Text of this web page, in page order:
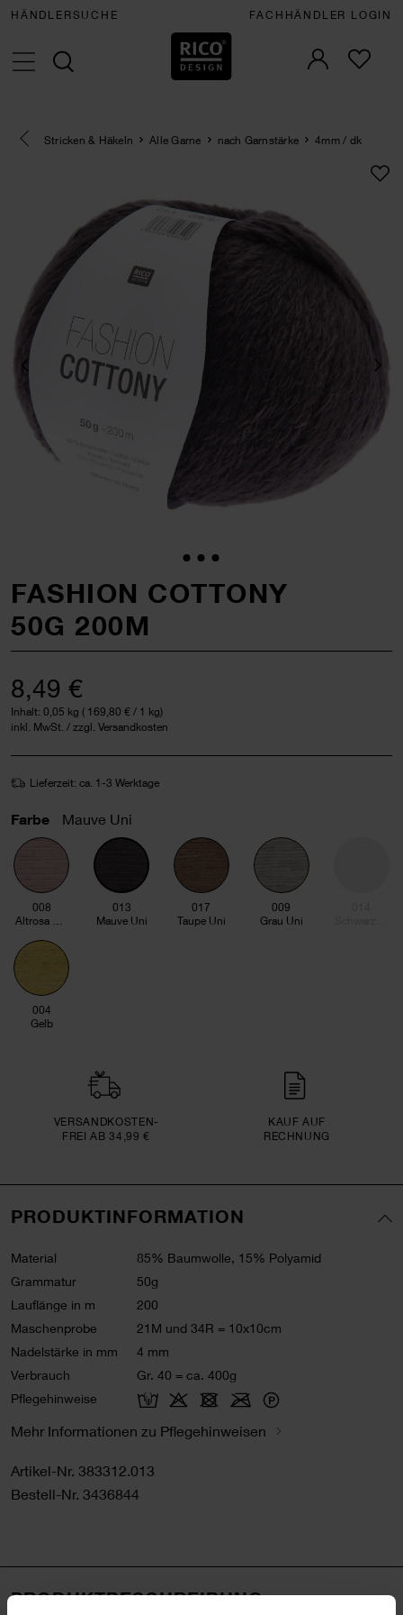
HÄNDLERSUCHE FACHHÄNDLER LOGIN
Eine Kategorie zurück navigieren
Stricken & Häkeln Alle Garne nach Garnstärke 4mm / dk
FASHION COTTONY
50G 200M
8,49 €
Inhalt: 0,05 kg ( 169,80 € / 1 kg)
inkl. MwSt. / zzgl. Versandkosten
Lieferzeit: ca. 1-3 Werktage
Farbe Mauve Uni
008
013
Mauve Uni
017
Taupe Uni
009
Grau Uni
004
Gelb
VERSAND­KOSTEN­
FREI AB 34,99 €
KAUF AUF
RECHNUNG
PRODUKTINFORMATION
Material
85% Baumwolle, 15% Polyamid
Grammatur
50g
Lauflänge in m
200
Maschenprobe
21M und 34R = 10x10cm
Nadelstärke in mm
4 mm
Verbrauch
Gr. 40 = ca. 400g
Pflegehinweise
Mehr Informationen zu Pflegehinweisen
Artikel-Nr. 383312.013
Bestell-Nr. 3436844
PRODUKTBESCHREIBUNG